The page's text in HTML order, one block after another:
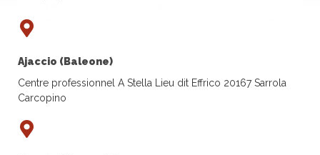
Ajaccio (Baleone)
Centre professionnel A Stella Lieu dit Effrico 20167 Sarrola
Carcopino